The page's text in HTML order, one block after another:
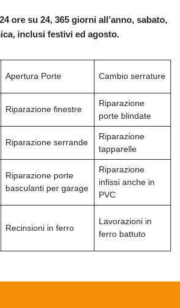
ore su 24, 365 giorni all’anno, sabato,
inclusi festivi ed agosto.
Apertura Porte Cambio serrature
Riparazione finestre
Riparazione
porte blindate
Riparazione serrande
Riparazione
tapparelle
Riparazione porte
basculanti per garage
Riparazione
infissi anche in
PVC
Recinsioni in ferro
Lavorazioni in
ferro battuto